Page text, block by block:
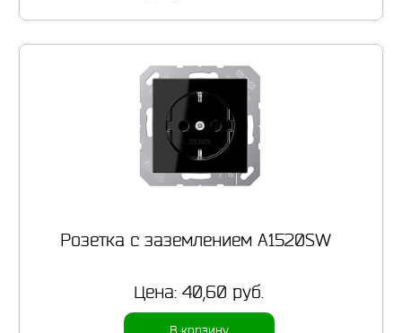
Розетка с заземлением A1520SW
Цена: 40,60 руб.